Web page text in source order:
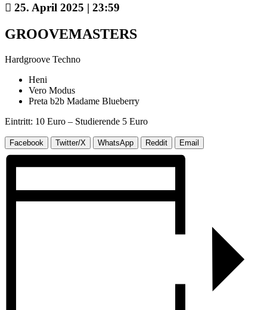
25. April 2025 | 23:59
GROOVEMASTERS
Hardgroove Techno
Heni
Vero Modus
Preta b2b Madame Blueberry
Eintritt: 10 Euro – Studierende 5 Euro
Facebook Twitter/X WhatsApp Reddit Email